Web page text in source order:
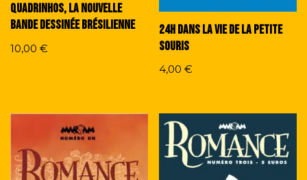
Quadrinhos, la nouvelle
bande dessinée brésilienne
10,00 €
24h dans la vie de la petite
souris
4,00€